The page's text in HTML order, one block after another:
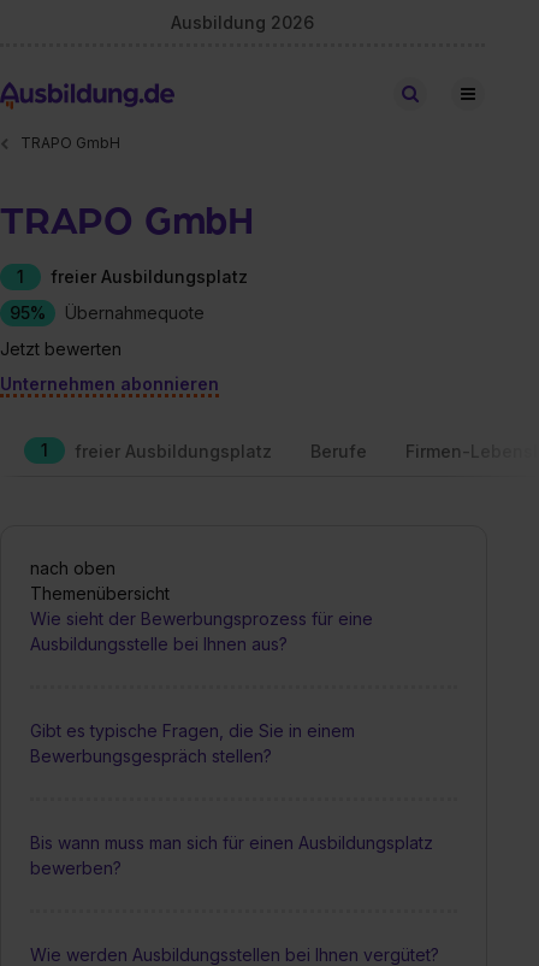
Ausbildung 2026
Stellen finden
TRAPO GmbH
TRAPO GmbH
1
freier Ausbildungsplatz
95%
Übernahmequote
Jetzt bewerten
Unternehmen abonnieren
1 freier Ausbildungsplatz Berufe Firmen-
nach oben
Themenübersicht
Wie sieht der Bewerbungsprozess für eine
Ausbildungsstelle bei Ihnen aus?
Gibt es typische Fragen, die Sie in einem
Bewerbungsgespräch stellen?
Bis wann muss man sich für einen Ausbildungsplatz
bewerben?
Wie werden Ausbildungsstellen bei Ihnen vergütet?